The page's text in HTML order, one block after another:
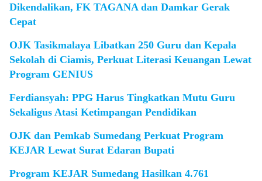
Dikendalikan, FK TAGANA dan Damkar Gerak
Cepat
OJK Tasikmalaya Libatkan 250 Guru dan Kepala
Sekolah di Ciamis, Perkuat Literasi Keuangan Lewat
Program GENIUS
Ferdiansyah: PPG Harus Tingkatkan Mutu Guru
Sekaligus Atasi Ketimpangan Pendidikan
OJK dan Pemkab Sumedang Perkuat Program
KEJAR Lewat Surat Edaran Bupati
Program KEJAR Sumedang Hasilkan 4.761